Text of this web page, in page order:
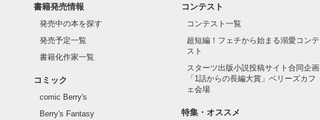
書籍発売情報
発売中の本を探す
発売予定一覧
書籍化作家一覧
コミック
comic Berry's
Berry's Fantasy
コンテスト
コンテスト一覧
超短編！フェチから始まる溺愛コンテ
スト
スターツ出版小説投稿サイト合同企画
「1話からの長編大賞」ベリーズカフ
ェ会場
特集・オススメ